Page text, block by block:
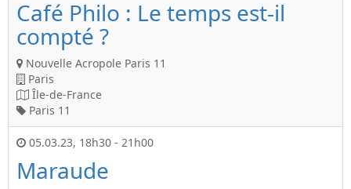
Café Philo : Le temps est-il
compté ?
Nouvelle Acropole Paris 11
Paris
Île-de-France
Paris 11
05.03.23, 18h30 - 21h00
Maraude